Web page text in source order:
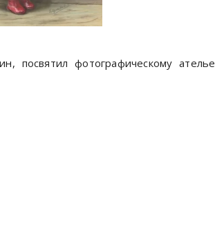
посвятил фотографическому ателье